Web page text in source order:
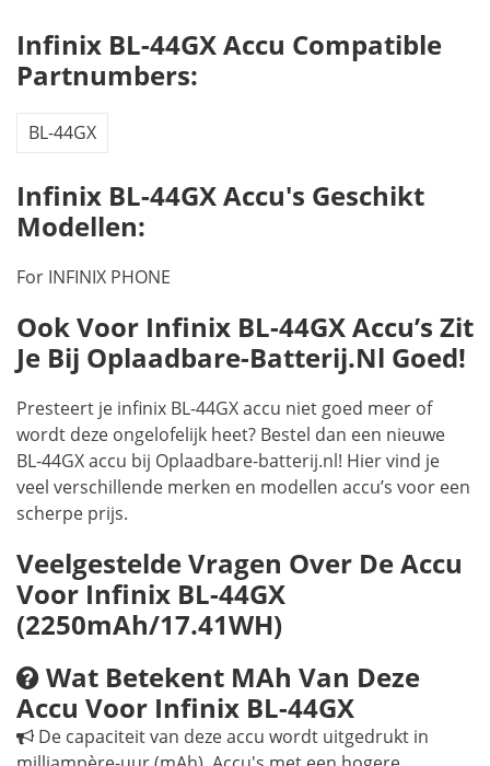
Infinix BL-44GX Accu Compatible
Partnumbers:
BL-44GX
Infinix BL-44GX Accu's Geschikt
Modellen:
For INFINIX PHONE
Ook Voor Infinix BL-44GX Accu’s Zit
Je Bij Oplaadbare-Batterij.nl Goed!
Presteert je infinix BL-44GX accu niet goed meer of
wordt deze ongelofelijk heet? Bestel dan een nieuwe
BL-44GX accu bij Oplaadbare-batterij.nl! Hier vind je
veel verschillende merken en modellen accu’s voor een
scherpe prijs.
Veelgestelde Vragen Over De Accu
Voor Infinix BL-44GX
(2250mAh/17.41WH)
Wat Betekent MAh Van Deze
Accu Voor Infinix BL-44GX
De capaciteit van deze accu wordt uitgedrukt in